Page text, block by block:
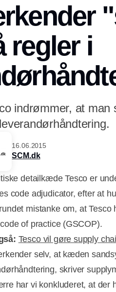
regler i
indrømmer, at man
16.06.2015
SCM.dk
detailkæde Tesco er
code adjudicator, efter at
mistanke om, at Tesco
of practice (GSCOP).
Tesco vil gøre supply
selv, at kæden
skriver
har vi konkluderet, at